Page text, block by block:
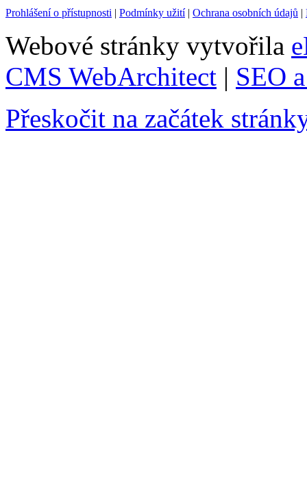
Prohlášení o přístupnosti | Podmínky užití| Ochrana osobních údajů |
Webové stránky vytvořila
CMS WebArchitect | SEO
Přeskočit na začátek